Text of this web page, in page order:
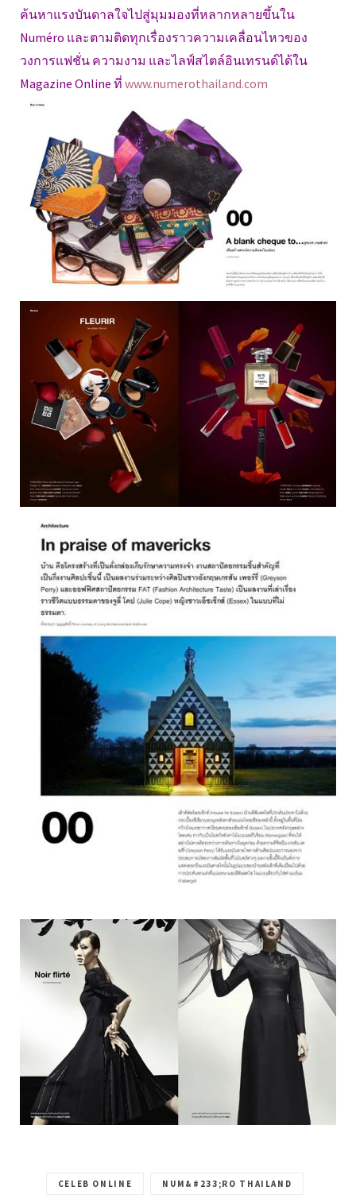
ค้นหาแรงบันดาลใจไปสู่มุมมองที่หลากหลายขึ้นใน
Numéro และตามติดทุกเรื่องราวความเคลื่อนไหวของ
วงการแฟชั่น ความงาม และไลฟ์สไตล์อินเทรนด์ได้ใน
Magazine Online ที่ www.numerothailand.com
CELEB ONLINE NUM&#233;RO THAILAND